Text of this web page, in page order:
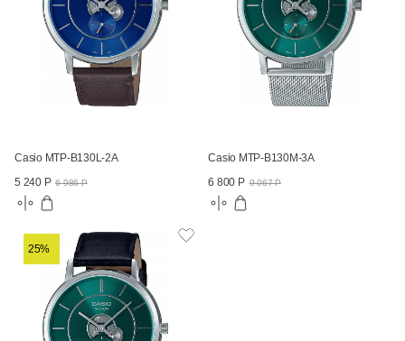
Casio MTP-B130L-2A
5 240 Р 6 986 Р
Casio MTP-B130M-3A
6 800 Р 9 067 Р
25%